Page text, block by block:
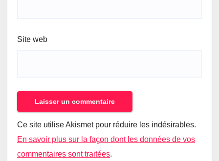
Site web
Ce site utilise Akismet pour réduire les indésirables.
En savoir plus sur la façon dont les données de vos
commentaires sont traitées.